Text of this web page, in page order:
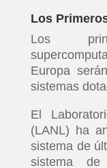
Los
Los
Europa
sistemas
El
(LANL) ha
sistema de
sistema